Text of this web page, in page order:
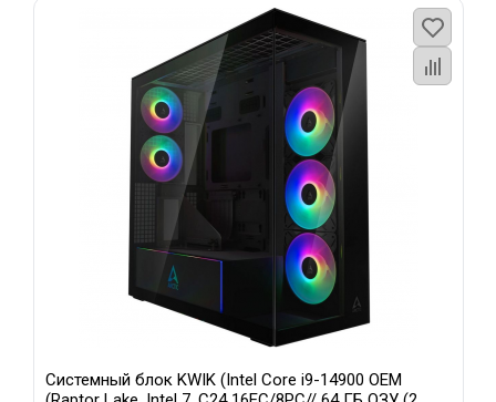
Системный блок KWIK (Intel Core i9-14900 OEM